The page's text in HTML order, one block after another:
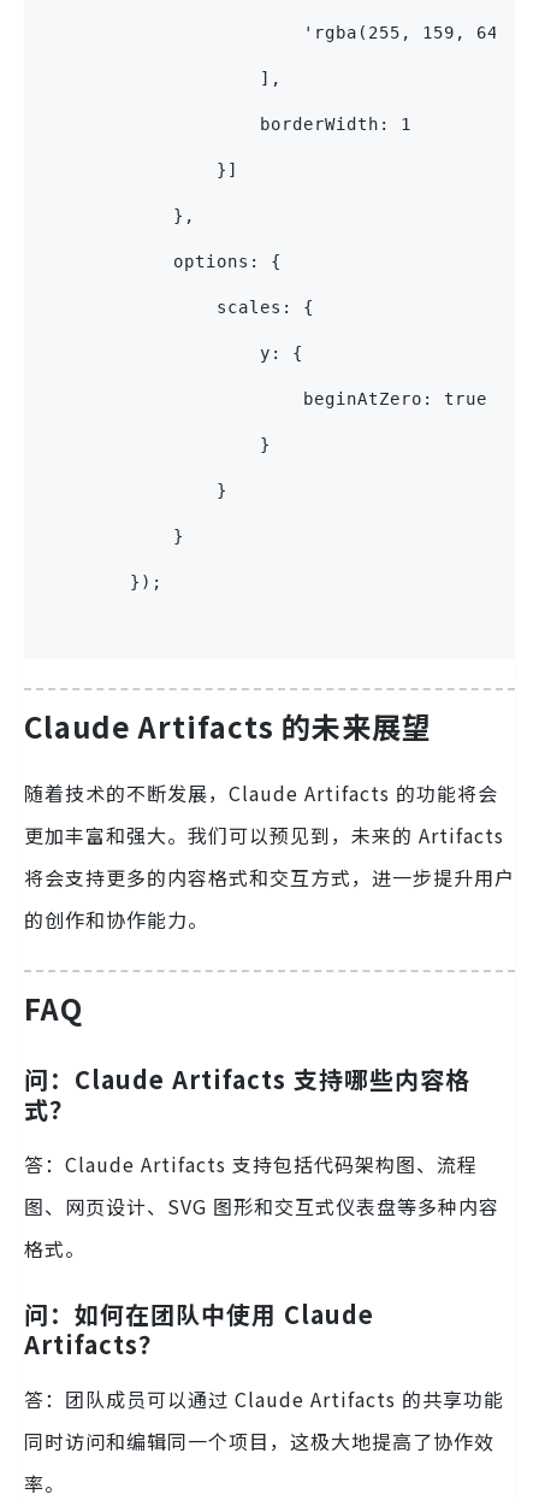
'rgba(255, 159, 64,
                    ],
                    borderWidth: 1
                }]
            },
            options: {
                scales: {
                    y: {
                        beginAtZero: true
                    }
                }
            }
        });
Claude Artifacts 的未来展望
随着技术的不断发展，Claude Artifacts 的功能将会
更加丰富和强大。我们可以预见到，未来的 Artifacts
将会支持更多的内容格式和交互方式，进一步提升用户
的创作和协作能力。
FAQ
问：Claude Artifacts 支持哪些内容格
式？
答：Claude Artifacts 支持包括代码架构图、流程
图、网页设计、SVG 图形和交互式仪表盘等多种内容
格式。
问：如何在团队中使用 Claude
Artifacts？
答：团队成员可以通过 Claude Artifacts 的共享功能
同时访问和编辑同一个项目，这极大地提高了协作效
率。